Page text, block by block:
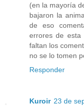
(en la mayoría
bajaron la
de eso
errores de esta
faltan los
no se lo tomen
Responder
Kuroir 23 de